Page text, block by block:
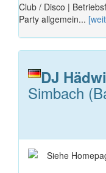
Club / Disco |
Party allgemein...
DJ
Simbach
Siehe